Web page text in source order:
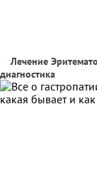
Лечение
диагностика